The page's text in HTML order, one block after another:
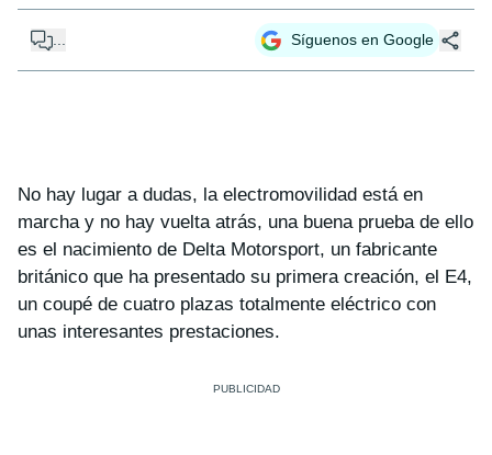
... Síguenos en Google
No hay lugar a dudas, la electromovilidad está en
marcha y no hay vuelta atrás, una buena prueba de ello
es el nacimiento de Delta Motorsport, un fabricante
británico que ha presentado su primera creación, el E4,
un coupé de cuatro plazas totalmente eléctrico con
unas interesantes prestaciones.